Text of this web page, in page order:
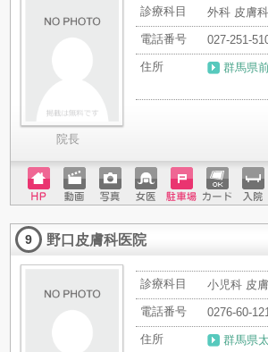
院長
診療科目
外科 皮膚
電話番号
027-251-
住所
群馬県
ホーム
ページ
動画 写真 女医 駐車場クレジ
ットカ
入院
9 野口皮膚科医院
診療科目
小児科 皮
電話番号
0276-60-
住所
群馬県